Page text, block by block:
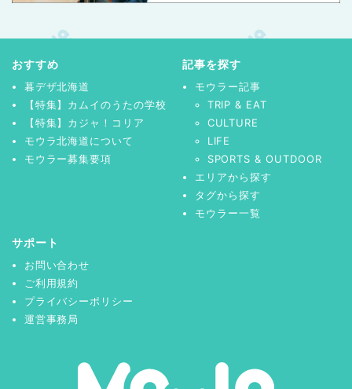
おすすめ
暮デザ北海道
【特集】カムイのうたの学校
【特集】カジャ！コリア
モウラ北海道について
モウラー募集要項
記事を探す
モウラー記事
TRIP & EAT
CULTURE
LIFE
SPORTS & OUTDOOR
エリアから探す
タグから探す
モウラー一覧
サポート
お問い合わせ
ご利用規約
プライバシーポリシー
運営事務局